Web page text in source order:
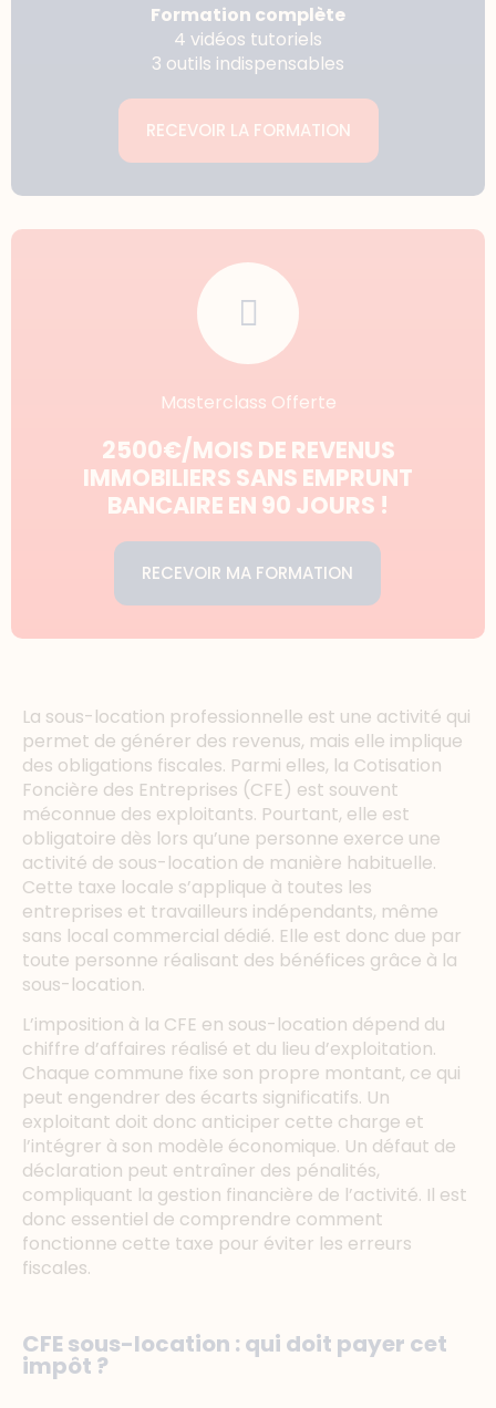
La sous-location professionnelle est une activité qui
permet de générer des revenus, mais elle implique
des obligations fiscales. Parmi elles, la Cotisation
Foncière des Entreprises (CFE) est souvent
méconnue des exploitants. Pourtant, elle est
obligatoire dès lors qu’une personne exerce une
activité de sous-location de manière habituelle.
Cette taxe locale s’applique à toutes les
entreprises et travailleurs indépendants, même
sans local commercial dédié. Elle est donc due par
toute personne réalisant des bénéfices grâce à la
sous-location.
L’imposition à la CFE en sous-location dépend du
chiffre d’affaires réalisé et du lieu d’exploitation.
Chaque commune fixe son propre montant, ce qui
peut engendrer des écarts significatifs. Un
exploitant doit donc anticiper cette charge et
l’intégrer à son modèle économique. Un défaut de
déclaration peut entraîner des pénalités,
compliquant la gestion financière de l’activité. Il est
donc essentiel de comprendre comment
fonctionne cette taxe pour éviter les erreurs
fiscales.
CFE sous-location : qui doit payer cet
impôt ?
Formation complète
4 vidéos tutoriels
3 outils indispensables
RECEVOIR LA FORMATION
Masterclass Offerte
2500€/MOIS DE REVENUS
IMMOBILIERS SANS EMPRUNT
BANCAIRE EN 90 JOURS !
RECEVOIR MA FORMATION